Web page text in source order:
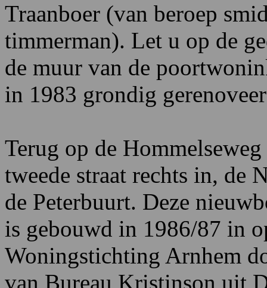
Traanboer (van beroep
timmerman). Let u op de
de muur van de
in 1983 grondig
Terug op de
tweede straat rechts in, de
de Peterbuurt. Deze
is gebouwd in 1986/87 in
Woningstichting Arnhem
van Bureau Kristinson uit